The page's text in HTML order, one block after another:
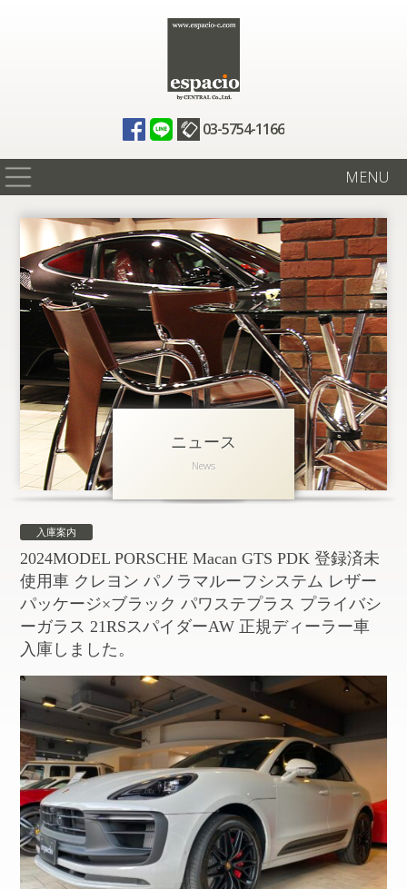
03-5754-1166
MENU
在庫情報
買取査定
全国納車
ニュース
ギャラリー
アクセス
会社概要
お問い合わせ
ニュース
News
入庫案内
2024MODEL PORSCHE Macan GTS PDK 登録済未
使用車 クレヨン パノラマルーフシステム レザー
パッケージ×ブラック パワステプラス プライバシ
ーガラス 21RSスパイダーAW 正規ディーラー車
入庫しました。